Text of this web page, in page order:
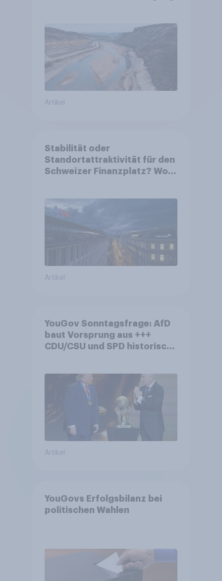
Artikel
Stabilität oder
Standortattraktivität für den
Schweizer Finanzplatz? Wo
von Grossbanken steht
Artikel
YouGov Sonntagsfrage: AfD
baut Vorsprung aus +++
CDU/CSU und SPD historisch
Fußball-WM ohne Politik
Artikel
YouGovs Erfolgsbilanz bei
politischen Wahlen